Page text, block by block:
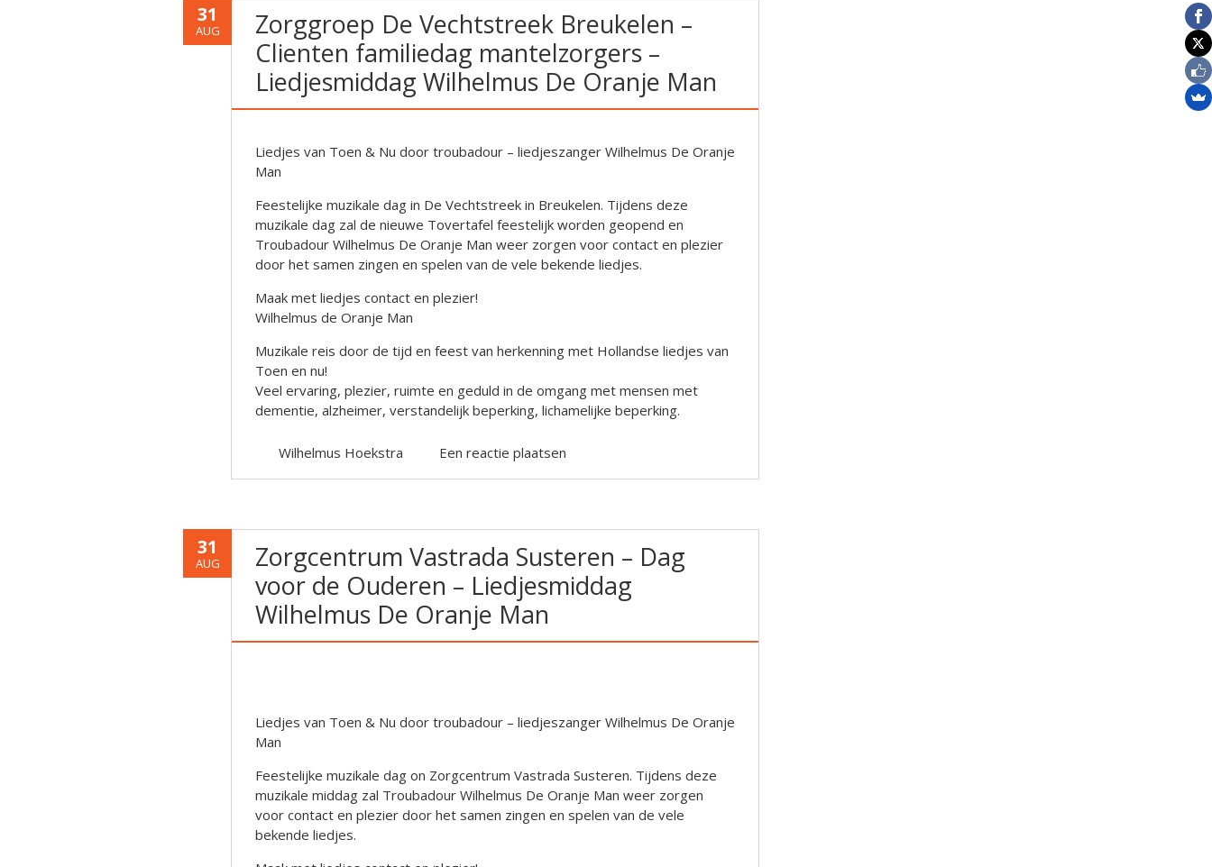
31
AUG
Zorggroep De Vechtstreek Breukelen –
Clienten familiedag mantelzorgers –
Liedjesmiddag Wilhelmus De Oranje Man
Liedjes van Toen & Nu door troubadour – liedjeszanger Wilhelmus De Oranje
Man
Feestelijke muzikale dag in De Vechtstreek in Breukelen. Tijdens deze
muzikale dag zal de nieuwe Tovertafel feestelijk worden geopend en
Troubadour Wilhelmus De Oranje Man weer zorgen voor contact en plezier
door het samen zingen en spelen van de vele bekende liedjes.
Maak met liedjes contact en plezier!
Wilhelmus de Oranje Man
Muzikale reis door de tijd en feest van herkenning met Hollandse liedjes van
Toen en nu!
Veel ervaring, plezier, ruimte en geduld in de omgang met mensen met
dementie, alzheimer, verstandelijk beperking, lichamelijke beperking.
Wilhelmus Hoekstra Een reactie plaatsen
31
AUG
Zorgcentrum Vastrada Susteren – Dag
voor de Ouderen – Liedjesmiddag
Wilhelmus De Oranje Man
Liedjes van Toen & Nu door troubadour – liedjeszanger Wilhelmus De Oranje
Man
Feestelijke muzikale dag on Zorgcentrum Vastrada Susteren. Tijdens deze
muzikale middag zal Troubadour Wilhelmus De Oranje Man weer zorgen
voor contact en plezier door het samen zingen en spelen van de vele
bekende liedjes.